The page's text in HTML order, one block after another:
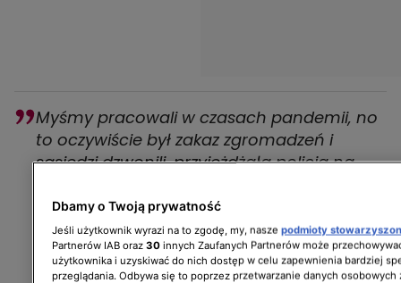
Myśmy pracowali w czasach pandemii, no
to oczywiście był zakaz zgromadzeń i
sąsiedzi dzwonili, przyjeżdżała policja na
remontowali, ale było miło, sympatycznie,
otwieraliśmy, panowie policjanci widzieli już
co się dzieje.
Krzysztof Miruć
Dbamy o Twoją prywatność
Jeśli użytkownik wyrazi na to zgodę, my, nasze podmioty
Partnerów IAB oraz 30 innych Zaufanych Partnerów może
użytkownika i uzyskiwać do nich dostęp w celu zapewnienia bardziej
przeglądania. Odbywa się to poprzez przetwarzanie danych osobowych